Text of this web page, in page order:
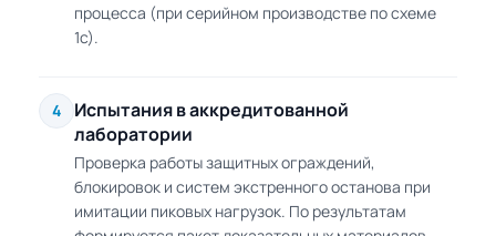
процесса (при серийном производстве по схеме
1с).
4
Испытания в аккредитованной
лаборатории
Проверка работы защитных ограждений,
блокировок и систем экстренного останова при
имитации пиковых нагрузок. По результатам